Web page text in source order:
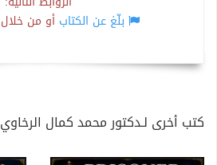
بلّغ عن الكتاب أو من خلال
كتب أخرى لـدكتور محمد كمال الرخاوي